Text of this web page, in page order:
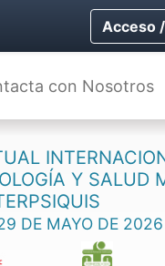
Acceso
con Nosotros
Y SALUD
DE MAYO DE 2026